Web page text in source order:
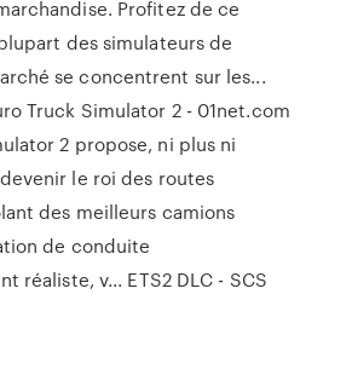
Profitez de ce
des simulateurs de
se concentrent sur les...
Truck Simulator 2 - 01net.com
2 propose, ni plus ni
le roi des routes
des meilleurs camions
de conduite
réaliste, v... ETS2 DLC - SCS